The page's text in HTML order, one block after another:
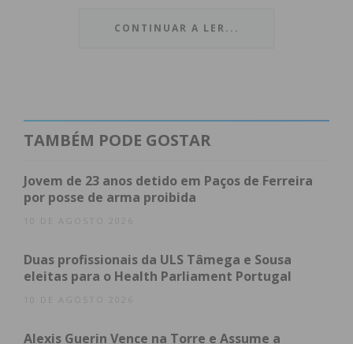
operadores económicosem mais de 50
locais de controlo distribuídos por todo o
com o apoio operacional da Guarda
Nacional Republicana (GNR) e da Polícia de
De acordo com o balanço oficial, a ASAE
instaurou:
CONTINUAR A LER...
TAMBÉM PODE GOSTAR
Jovem de 23 anos detido em Paços de Ferreira
por posse de arma proibida
10 DE AGOSTO 2026
Duas profissionais da ULS Tâmega e Sousa
eleitas para o Health Parliament Portugal
10 DE AGOSTO 2026
Alexis Guerin Vence na Torre e Assume a